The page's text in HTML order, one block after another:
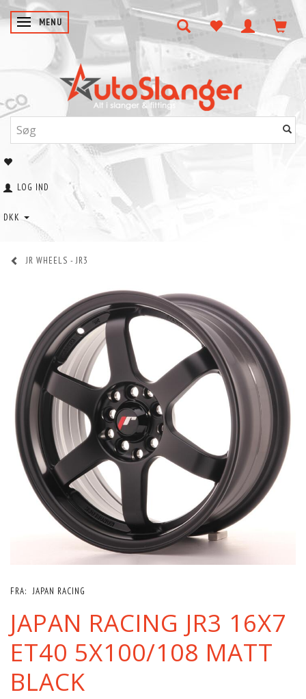
SKIFTE NAVIGATION
MENU
LOG IND
DKK
JR WHEELS - JR3
FRA: JAPAN RACING
JAPAN RACING JR3 16X7
ET40 5X100/108 MATT
BLACK